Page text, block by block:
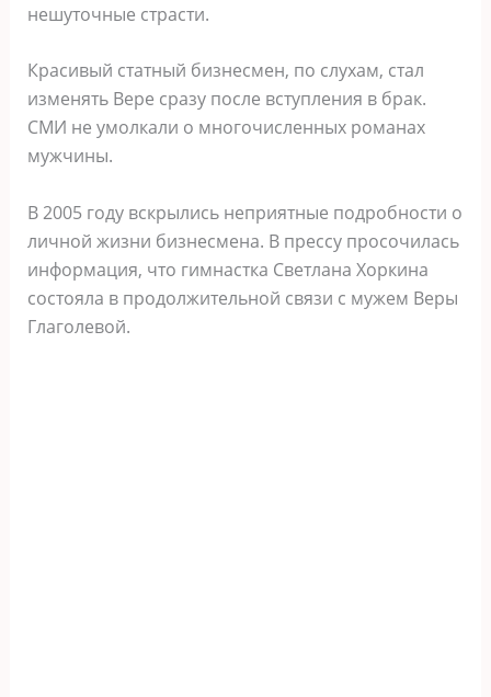
нешуточные страсти.
Красивый статный бизнесмен, по слухам, стал
изменять Вере сразу после вступления в брак.
СМИ не умолкали о многочисленных романах
мужчины.
В 2005 году вскрылись неприятные подробности о
личной жизни бизнесмена. В прессу просочилась
информация, что гимнастка Светлана Хоркина
состояла в продолжительной связи с мужем Веры
Глаголевой.